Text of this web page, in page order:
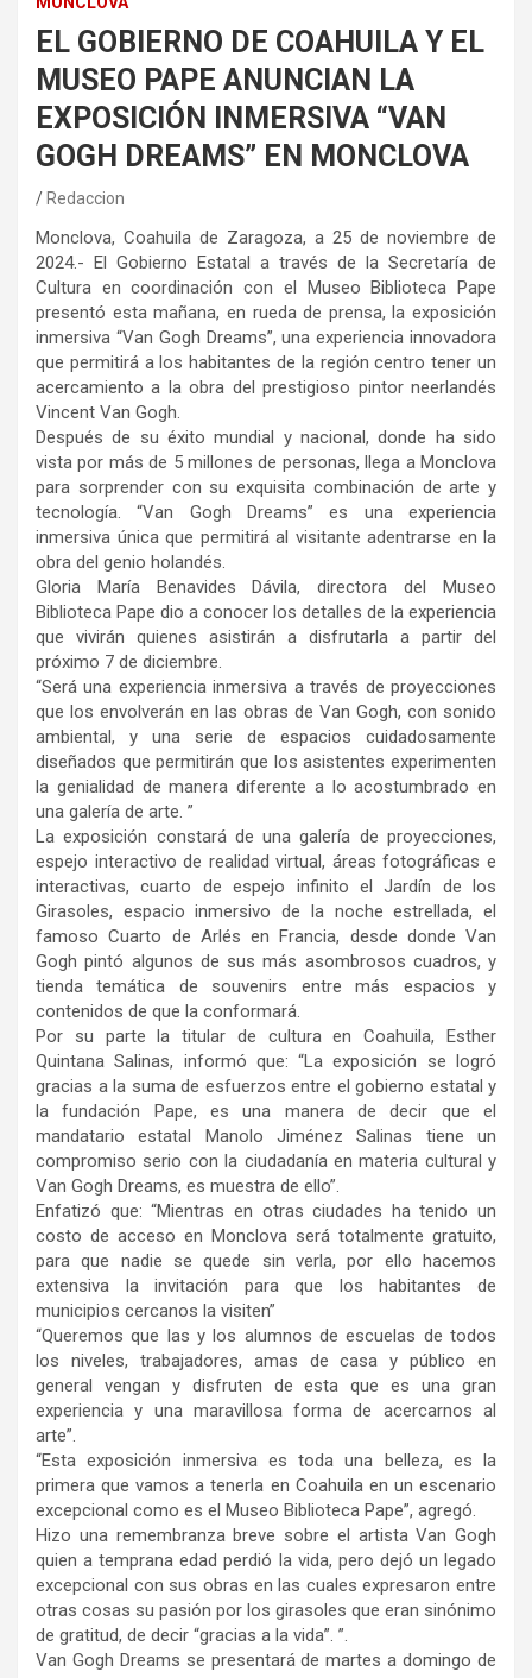
EL GOBIERNO DE COAHUILA Y EL
MUSEO PAPE ANUNCIAN LA
EXPOSICIÓN INMERSIVA “VAN
GOGH DREAMS” EN MONCLOVA
Redaccion
Monclova, Coahuila de Zaragoza, a 25 de noviembre de
2024.- El Gobierno Estatal a través de la Secretaría de
Cultura en coordinación con el Museo Biblioteca Pape
presentó esta mañana, en rueda de prensa, la exposición
inmersiva “Van Gogh Dreams”, una experiencia innovadora
que permitirá a los habitantes de la región centro tener un
acercamiento a la obra del prestigioso pintor neerlandés
Vincent Van Gogh.
Después de su éxito mundial y nacional, donde ha sido
vista por más de 5 millones de personas, llega a Monclova
para sorprender con su exquisita combinación de arte y
tecnología. “Van Gogh Dreams” es una experiencia
inmersiva única que permitirá al visitante adentrarse en la
obra del genio holandés.
Gloria María Benavides Dávila, directora del Museo
Biblioteca Pape dio a conocer los detalles de la experiencia
que vivirán quienes asistirán a disfrutarla a partir del
próximo 7 de diciembre.
“Será una experiencia inmersiva a través de proyecciones
que los envolverán en las obras de Van Gogh, con sonido
ambiental, y una serie de espacios cuidadosamente
diseñados que permitirán que los asistentes experimenten
la genialidad de manera diferente a lo acostumbrado en
una galería de arte. ”
La exposición constará de una galería de proyecciones,
espejo interactivo de realidad virtual, áreas fotográficas e
interactivas, cuarto de espejo infinito el Jardín de los
Girasoles, espacio inmersivo de la noche estrellada, el
famoso Cuarto de Arlés en Francia, desde donde Van
Gogh pintó algunos de sus más asombrosos cuadros, y
tienda temática de souvenirs entre más espacios y
contenidos de que la conformará.
Por su parte la titular de cultura en Coahuila, Esther
Quintana Salinas, informó que: “La exposición se logró
gracias a la suma de esfuerzos entre el gobierno estatal y
la fundación Pape, es una manera de decir que el
mandatario estatal Manolo Jiménez Salinas tiene un
compromiso serio con la ciudadanía en materia cultural y
Van Gogh Dreams, es muestra de ello”.
Enfatizó que: “Mientras en otras ciudades ha tenido un
costo de acceso en Monclova será totalmente gratuito,
para que nadie se quede sin verla, por ello hacemos
extensiva la invitación para que los habitantes de
municipios cercanos la visiten”
“Queremos que las y los alumnos de escuelas de todos
los niveles, trabajadores, amas de casa y público en
general vengan y disfruten de esta que es una gran
experiencia y una maravillosa forma de acercarnos al
arte”.
“Esta exposición inmersiva es toda una belleza, es la
primera que vamos a tenerla en Coahuila en un escenario
excepcional como es el Museo Biblioteca Pape”, agregó.
Hizo una remembranza breve sobre el artista Van Gogh
quien a temprana edad perdió la vida, pero dejó un legado
excepcional con sus obras en las cuales expresaron entre
otras cosas su pasión por los girasoles que eran sinónimo
de gratitud, de decir “gracias a la vida”. ”.
Van Gogh Dreams se presentará de martes a domingo de